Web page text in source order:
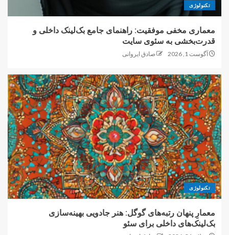
تکنولوژی
معماری مخفی موفقیت: راهنمای جامع بک‌لینک داخلی و
قدرت‌بخشی به سئوی سایت
آگوست 1, 2026 صادق ایروانی
تکنولوژی
معمارِ پنهان رتبه‌های گوگل: هنر جادویی بهینه‌سازی
بک‌لینک‌های داخلی برای سئو